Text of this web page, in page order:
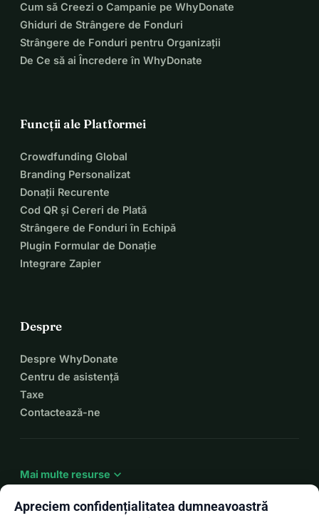
Cum să Creezi o Campanie pe WhyDonate
Ghiduri de Strângere de Fonduri
Strângere de Fonduri pentru Organizații
De Ce să ai Încredere în WhyDonate
Funcții ale Platformei
Crowdfunding Global
Branding Personalizat
Donații Recurente
Cod QR și Cereri de Plată
Strângere de Fonduri în Echipă
Plugin Formular de Donație
Integrare Zapier
Despre
Despre WhyDonate
Centru de asistență
Taxe
Contactează-ne
Mai multe resurse expand_more
Apreciem confidențialitatea dumneavoastră